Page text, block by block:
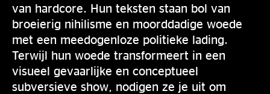
van hardcore. Hun teksten staan bol van
broeierig nihilisme en moorddadige woede
met een meedogenloze politieke lading.
Terwijl hun woede transformeert in een
visueel gevaarlijke en conceptueel
subversieve show, nodigen ze je uit om